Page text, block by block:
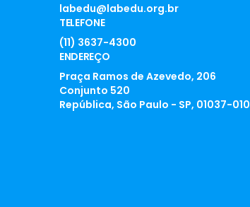
labedu@labedu.org.br
TELEFONE
(11) 3637-4300
ENDEREÇO
Praça Ramos de Azevedo, 206
Conjunto 520
República, São Paulo - SP, 01037-010